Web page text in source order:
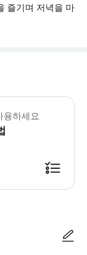
즐기며 저녁을 마
래스가 아닌 쇼 쿠킹
용하세요